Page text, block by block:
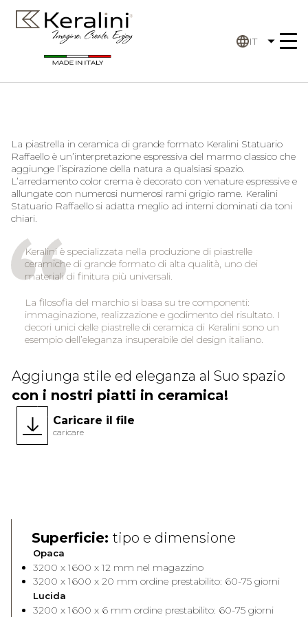
IT
La piastrella in ceramica di grande formato Keralini Statuario
Raffaello è un’interpretazione espressiva del marmo classico che
aggiunge l’ispirazione della natura a qualsiasi spazio.
L’arredamento color crema è decorato con venature espressive e
allungate con numerosi numerosi rami grigio rame. Keralini
Statuario Raffaello si adatta meglio ad interni dominati da toni
chiari.
Keralini è specializzata nella produzione di piastrelle
ceramiche di grande formato di alta qualità, uno dei
materiali di finitura più universali.
La filosofia del marchio si basa su tre componenti:
immaginazione, realizzazione e godimento del risultato. I
decori unici delle piastrelle di ceramica di Keralini sono un
esempio dell’eleganza insuperabile del design italiano.
Aggiunga stile ed eleganza al Suo spazio
con i nostri piatti in ceramica!
Caricare il file
caricare
Superficie: tipo e dimensione
Opaca
3200 x 1600 x 12 mm nel magazzino
3200 x 1600 x 20 mm ordine prestabilito: 60-75 giorni
Lucida
3200 x 1600 x 6 mm ordine prestabilito: 60-75 giorni